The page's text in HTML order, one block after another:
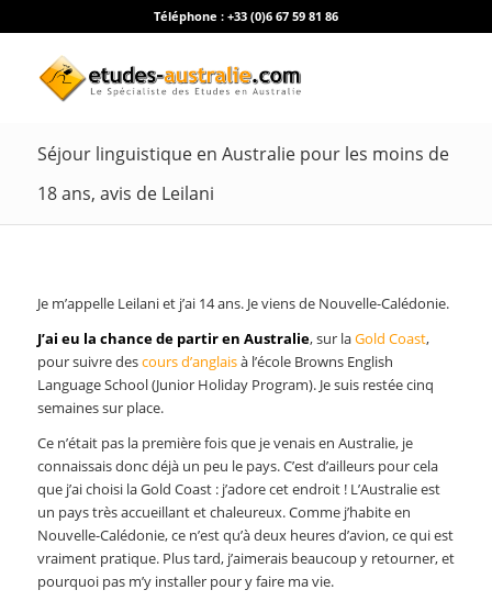
Téléphone : +33 (0)6 67 59 81 86
Séjour linguistique en Australie pour les moins de
18 ans, avis de Leilani
Je m’appelle Leilani et j’ai 14 ans. Je viens de Nouvelle-Calédonie.
J’ai eu la chance de partir en Australie, sur laGold Coast,
pour suivre descours d’anglaisà l’école Browns English
Language School (Junior Holiday Program). Je suis restée cinq
semaines sur place.
Ce n’était pas la première fois que je venais en Australie, je
connaissais donc déjà un peu le pays. C’est d’ailleurs pour cela
que j’ai choisi la Gold Coast : j’adore cet endroit ! L’Australie est
un pays très accueillant et chaleureux. Comme j’habite en
Nouvelle-Calédonie, ce n’est qu’à deux heures d’avion, ce qui est
vraiment pratique. Plus tard, j’aimerais beaucoup y retourner, et
pourquoi pas m’y installer pour y faire ma vie.